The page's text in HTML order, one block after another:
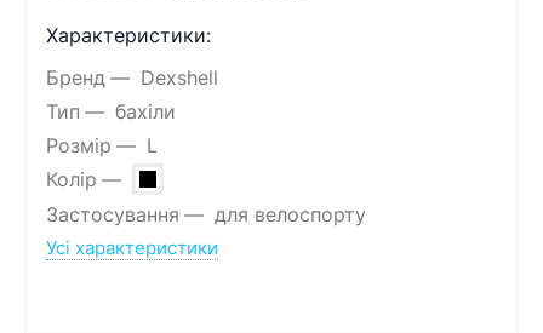
Характеристики:
Бренд
Dexshell
Тип
бахіли
Розмір
L
Колір
Застосування
для велоспорту
Усі характеристики